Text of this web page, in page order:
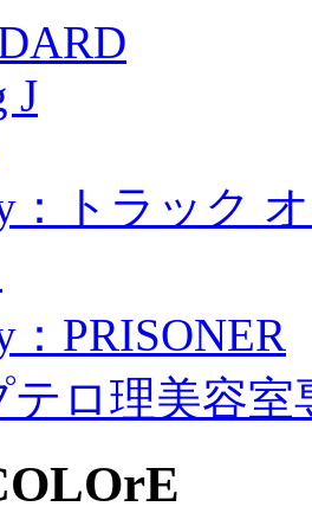
J
：トラック
：PRISONER
テロ理美容